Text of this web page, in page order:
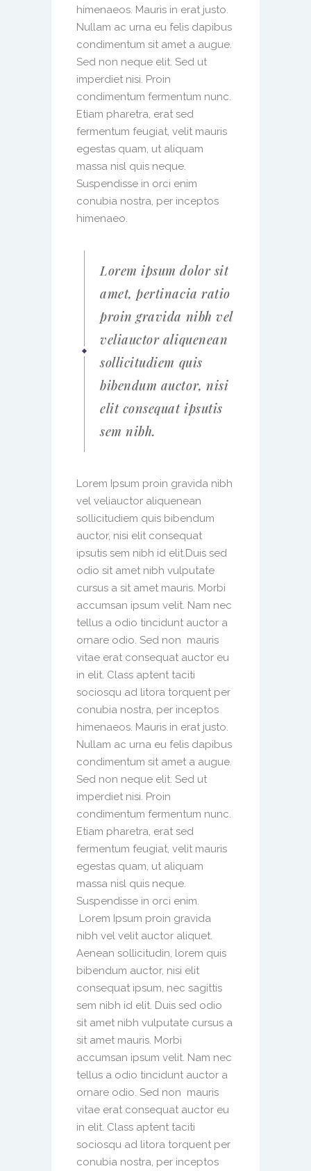
himenaeos. Mauris in erat justo.
Nullam ac urna eu felis dapibus
condimentum sit amet a augue.
Sed non neque elit. Sed ut
imperdiet nisi. Proin
condimentum fermentum nunc.
Etiam pharetra, erat sed
fermentum feugiat, velit mauris
egestas quam, ut aliquam
massa nisl quis neque.
Suspendisse in orci enim
conubia nostra, per inceptos
himenaeo.
Lorem ipsum dolor sit
amet, pertinacia ratio
proin gravida nibh vel
veliauctor aliquenean
sollicitudiem quis
bibendum auctor, nisi
elit consequat ipsutis
sem nibh.
Lorem Ipsum proin gravida nibh
vel veliauctor aliquenean
sollicitudiem quis bibendum
auctor, nisi elit consequat
ipsutis sem nibh id elit.Duis sed
odio sit amet nibh vulputate
cursus a sit amet mauris. Morbi
accumsan ipsum velit. Nam nec
tellus a odio tincidunt auctor a
ornare odio. Sed non mauris
vitae erat consequat auctor eu
in elit. Class aptent taciti
sociosqu ad litora torquent per
conubia nostra, per inceptos
himenaeos. Mauris in erat justo.
Nullam ac urna eu felis dapibus
condimentum sit amet a augue.
Sed non neque elit. Sed ut
imperdiet nisi. Proin
condimentum fermentum nunc.
Etiam pharetra, erat sed
fermentum feugiat, velit mauris
egestas quam, ut aliquam
massa nisl quis neque.
Suspendisse in orci enim.
Lorem Ipsum proin gravida
nibh vel velit auctor aliquet.
Aenean sollicitudin, lorem quis
bibendum auctor, nisi elit
consequat ipsum, nec sagittis
sem nibh id elit. Duis sed odio
sit amet nibh vulputate cursus a
sit amet mauris. Morbi
accumsan ipsum velit. Nam nec
tellus a odio tincidunt auctor a
ornare odio. Sed non mauris
vitae erat consequat auctor eu
in elit. Class aptent taciti
sociosqu ad litora torquent per
conubia nostra, per inceptos